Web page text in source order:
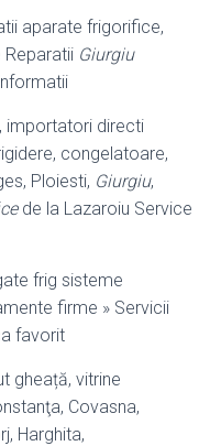
aparate frigorifice,
Reparatii Giurgiu
importatori directi
congelatoare,
Ploiesti, Giurgiu,
de la Lazaroiu Service
frig sisteme
firme » Servicii
favorit
gheață, vitrine
Covasna,
Harghita,